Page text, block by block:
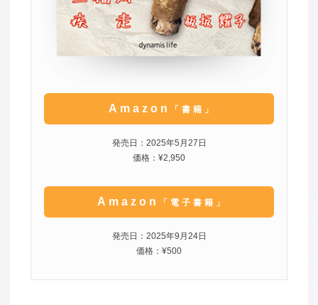
Amazon 「書籍」
発売日：2025年5月27日
価格：¥2,950
Amazon 「電子書籍」
発売日：2025年9月24日
価格：¥500